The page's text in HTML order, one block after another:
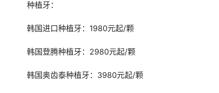
	种植牙：
	韩国进口种植牙：1980元起/颗
	韩国登腾种植牙：2980元起/颗
	韩国奥齿泰种植牙：3980元起/颗